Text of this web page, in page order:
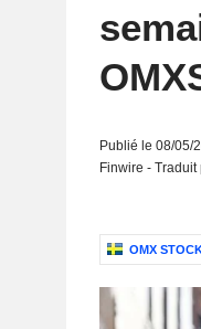
Publié le 08/05/
Finwire -
OMX